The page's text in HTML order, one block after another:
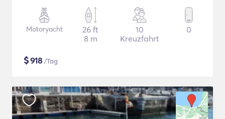
Motoryacht
26 ft
8 m
10
Kreuzfahrt
0
$918 /Tag